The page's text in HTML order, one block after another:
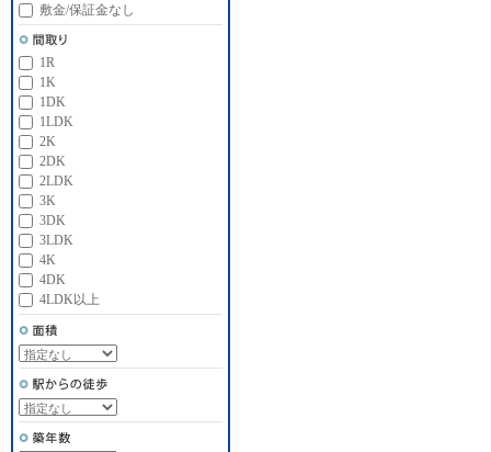
敷金/保証金なし
1R
1K
1DK
1LDK
2K
2DK
2LDK
3K
3DK
3LDK
4K
4DK
4LDK以上